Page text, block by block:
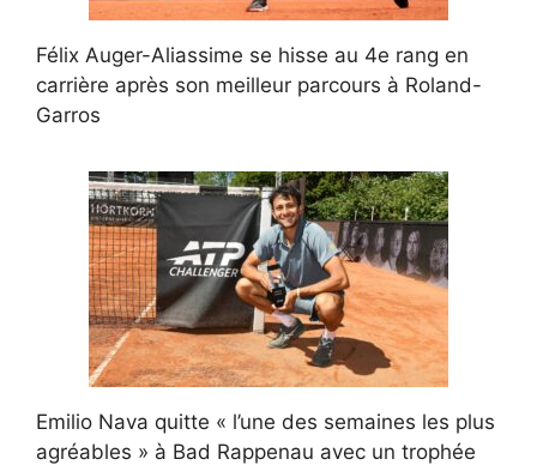
Félix Auger-Aliassime se hisse au 4e rang en
carrière après son meilleur parcours à Roland-
Garros
Emilio Nava quitte « l’une des semaines les plus
agréables » à Bad Rappenau avec un trophée